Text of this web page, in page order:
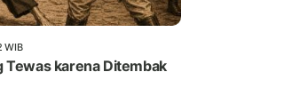
WIB
Tewas karena Ditembak